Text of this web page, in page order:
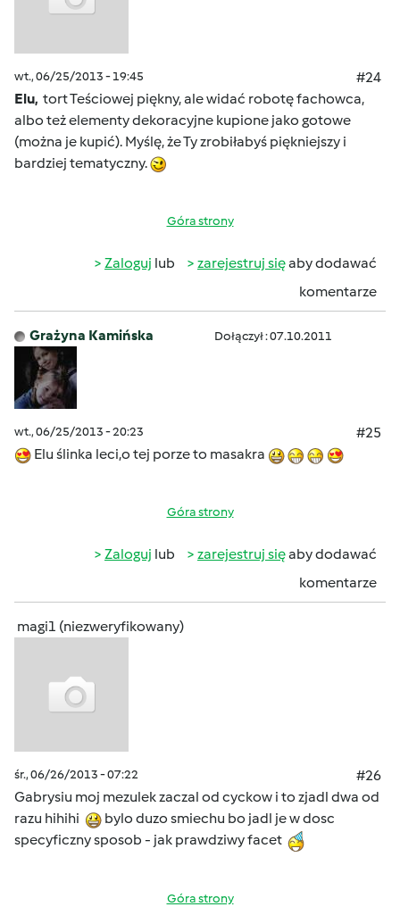
wt., 06/25/2013 - 19:45
#24
Elu, tort Teściowej piękny, ale widać robotę fachowca,
albo też elementy dekoracyjne kupione jako gotowe
(można je kupić). Myślę, że Ty zrobiłabyś piękniejszy i
bardziej tematyczny.
Góra strony
Zaloguj lub zarejestruj sięaby dodawać
komentarze
Grażyna Kamińska Dołączył : 07.10.2011
wt., 06/25/2013 - 20:23
#25
Elu ślinka leci,o tej porze to masakra
Góra strony
Zaloguj lub zarejestruj sięaby dodawać
komentarze
magi1 (niezweryfikowany)
śr., 06/26/2013 - 07:22
#26
Gabrysiu moj mezulek zaczal od cyckow i to zjadl dwa od
razu hihihi
bylo duzo smiechu bo jadl je w dosc
specyficzny sposob - jak prawdziwy facet
Góra strony